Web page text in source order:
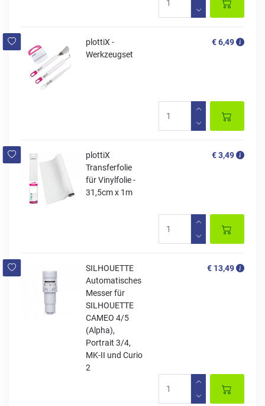
plottiX -
Werkzeugset
€ 6,49
plottiX
Transferfolie
für Vinylfolie -
31,5cm x 1m
€ 3,49
SILHOUETTE
Automatisches
Messer für
SILHOUETTE
CAMEO 4/5
(Alpha),
Portrait 3/4,
MK-II und Curio
2
€ 13,49